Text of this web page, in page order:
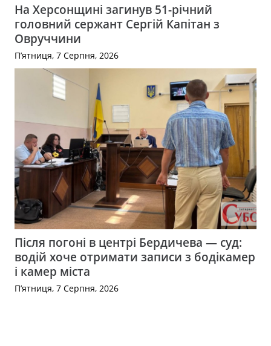
На Херсонщині загинув 51-річний
головний сержант Сергій Капітан з
Овруччини
П’ятниця, 7 Серпня, 2026
Після погоні в центрі Бердичева — суд:
водій хоче отримати записи з бодікамер
і камер міста
П’ятниця, 7 Серпня, 2026